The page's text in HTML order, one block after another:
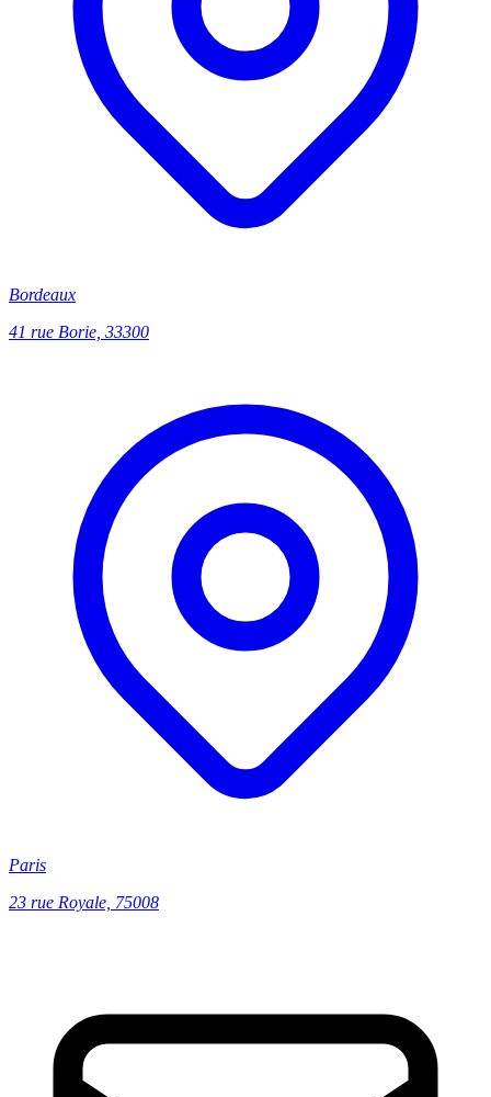
Bordeaux
41 rue Borie, 33300
Paris
23 rue Royale, 75008